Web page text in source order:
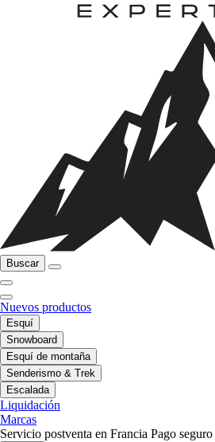
Buscar
Nuevos productos
Esquí
Snowboard
Esquí de montaña
Senderismo & Trek
Escalada
Liquidación
Marcas
Servicio postventa en Francia Pago seguro